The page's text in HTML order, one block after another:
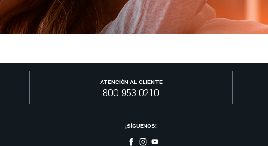
ATENCIÓN AL CLIENTE
800 953 0210
¡SÍGUENOS!